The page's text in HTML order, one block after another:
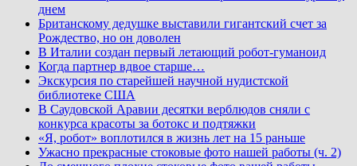
днем
Британскому дедушке выставили гигантский счет за
Рождество, но он доволен
В Италии создан первый летающий робот-гуманоид
Когда партнер вдвое старше…
Экскурсия по старейшей научной нудистской
библиотеке США
В Саудовской Аравии десятки верблюдов сняли с
конкурса красоты за ботокс и подтяжки
«Я, робот» воплотился в жизнь лет на 15 раньше
Ужасно прекрасные стоковые фото нашей работы (ч. 2)